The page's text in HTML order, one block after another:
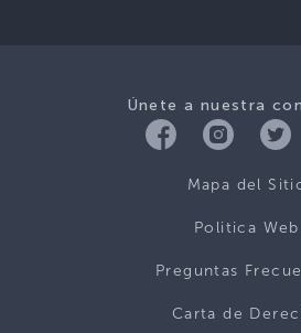
Únete a nuestra
Mapa del
Politica Web
Preguntas
Carta de